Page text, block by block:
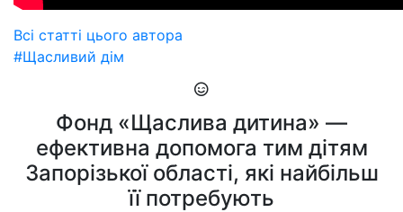
Всі статті цього автора
#Щасливий дім
Фонд «Щаслива дитина» —
ефективна допомога тим дітям
Запорізької області, які найбільш
її потребують